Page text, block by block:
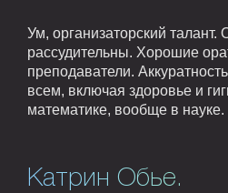
Ум, организаторский талант.
рассудительны. Хорошие
преподаватели.
всем, включая здоровье и
математике, вообще в науке.
Катрин Обье.